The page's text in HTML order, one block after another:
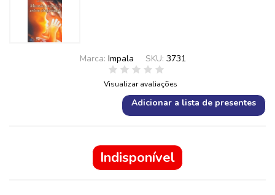
Marca: Impala SKU: 3731
Visualizar avaliações
Adicionar a lista de presentes
Indisponível